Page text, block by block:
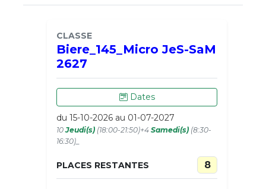
CLASSE
Biere_145_Micro JeS-SaM
2627
Dates
du 15-10-2026 au 01-07-2027
10Jeudi(s) (18:00-21:50)+4 Samedi(s) (8:30-
16:30)_
PLACES RESTANTES 8